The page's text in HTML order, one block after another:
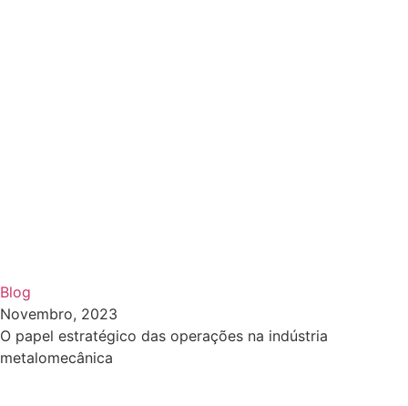
Blog
Novembro, 2023
O papel estratégico das operações na indústria
metalomecânica